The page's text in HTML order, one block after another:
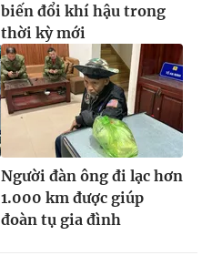
biến đổi khí hậu trong
thời kỳ mới
Người đàn ông đi lạc hơn
1.000 km được giúp
đoàn tụ gia đình